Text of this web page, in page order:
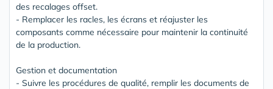
des recalages offset.
- Remplacer les racles, les écrans et réajuster les
composants comme nécessaire pour maintenir la continuité
de la production.
Gestion et documentation
- Suivre les procédures de qualité, remplir les documents de